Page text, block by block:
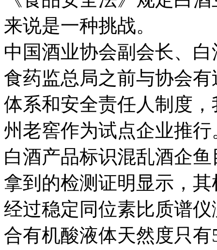
来说是一种挑战。
中国酒业协会副会长、
食药监总局之前与协会
体系和安全责任人制度
州老窖作为试点企业推行
白酒产品标识混乱酒企
拿到的检测证明显示，
经过稳定同位素比质谱
合有机酸液体天然度只